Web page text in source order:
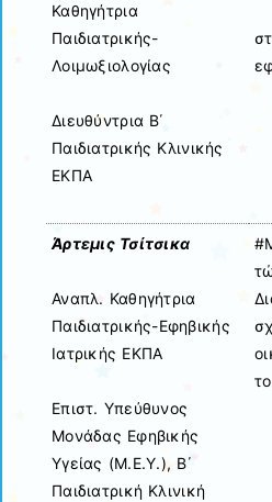
Καθηγήτρια
Παιδιατρικής-
Λοιμωξιολογίας
Διευθύντρια Β΄
Παιδιατρικής Κλινικής
ΕΚΠΑ
Άρτεμις Τσίτσικα
Αναπλ. Καθηγήτρια
Παιδιατρικής-Εφηβικής
Ιατρικής ΕΚΠΑ
Επιστ. Υπεύθυνος
Μονάδας Εφηβικής
Υγείας (Μ.Ε.Υ.), Β΄
Παιδιατρική Κλινική